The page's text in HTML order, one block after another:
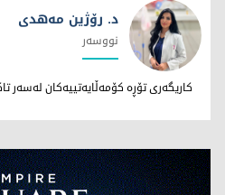
د. رۆژین مەهدی
د. رۆژین مەهدی
نووسەر
کاریگەری تۆڕە کۆمەڵایەتییەکان لەسەر